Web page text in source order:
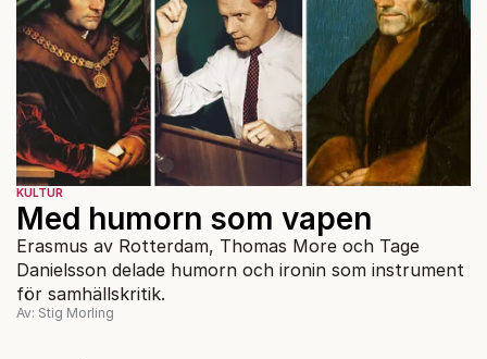
KULTUR
Med humorn som vapen
Erasmus av Rotterdam, Thomas More och Tage
Danielsson delade humorn och ironin som instrument
för samhällskritik.
Av: Stig Morling